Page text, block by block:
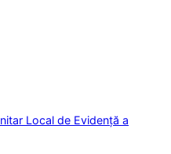
Local de Evidență a